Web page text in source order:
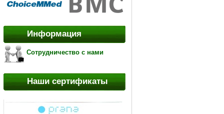
Информация
Сотрудничество с нами
Наши сертификаты